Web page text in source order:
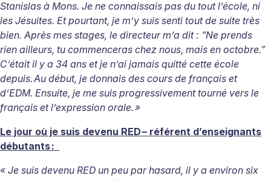
Stanislas à Mons. Je ne connaissais pas du tout l’école, ni
les Jésuites. Et pourtant, je m’y suis senti tout de suite très
bien. Après mes stages, le directeur m’a dit : “Ne prends
rien ailleurs, tu commenceras chez nous, mais en octobre.”
C’était il y a 34 ans et je n’ai jamais quitté cette école
depuis.Au début, je donnais des cours de français et
d’EDM. Ensuite, je me suis progressivement tourné vers le
français et l’expression orale.»
Le jour où je suis devenu RED– référent d’enseignants
débutants:
« Je suis devenu RED un peu par hasard, il y a environ six